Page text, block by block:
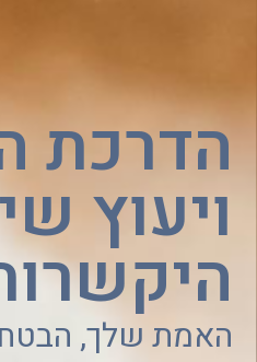
הדרכת
ויעוץ
האמת שלך,